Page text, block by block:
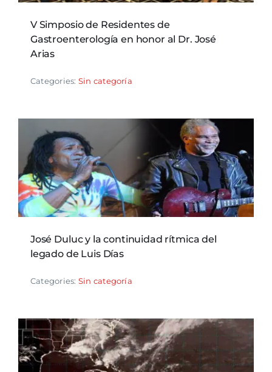
V Simposio de Residentes de
Gastroenterología en honor al Dr. José
Arias
Categories: Sin categoría
José Duluc y la continuidad rítmica del
legado de Luis Días
Categories: Sin categoría